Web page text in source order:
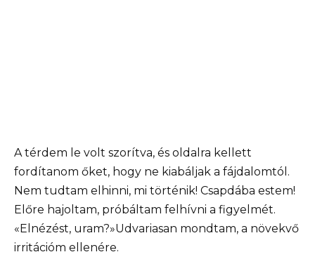
A térdem le volt szorítva, és oldalra kellett
fordítanom őket, hogy ne kiabáljak a fájdalomtól.
Nem tudtam elhinni, mi történik! Csapdába estem!
Előre hajoltam, próbáltam felhívni a figyelmét.
«Elnézést, uram?»Udvariasan mondtam, a növekvő
irritációm ellenére.